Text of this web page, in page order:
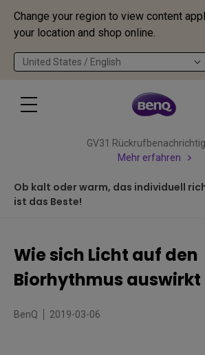
Change your region to view content
your location and shop online.
United States / English
GV31
Mehr erfahren
Ob kalt oder warm, das individuell
ist das Beste!
im menschlichen Körper aus?
Ob kalt oder warm, das individuell
Beste!
Wie sich Licht auf den
Biorhythmus auswirkt
BenQ 2019-03-06